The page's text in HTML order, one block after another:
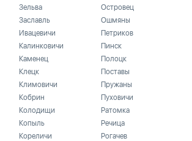
Зельва
Заславль
Ивацевичи
Калинковичи
Каменец
Клецк
Климовичи
Кобрин
Колодищи
Копыль
Кореличи
Островец
Ошмяны
Петриков
Пинск
Полоцк
Поставы
Пружаны
Пуховичи
Ратомка
Речица
Рогачев